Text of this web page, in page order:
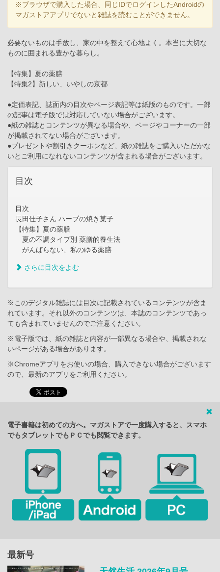
※ブラウザで購入した場合、同じIDでログインしたAndroidの
マガストアアプリでないと雑誌を読むことができません。
必要ないものは手放し、家の中を整えて心地よく。本当に大切な
ものに囲まれる豊かな暮らし。
【特集】夏の薬膳
【特集2】新しい、いやしの京都
●定価表記、誌面内の目次やページ表記等は紙版のものです。一部
の記事は電子版では対応していない場合がございます。
●紙の雑誌とコンテンツが異なる場合や、ページやコーナーの一部
が掲載されてない場合がございます。
●プレゼントや割引きクーポンなど、紙の雑誌をご購入いただかな
いとご利用になれないコンテンツが含まれる場合がございます。
目次
目次
長田佳子さん ハーブの焼き菓子
【特集】夏の薬膳
夏の不調タイプ別 薬膳的養生法
がんばらない、私のゆる薬膳
さらに目次をよむ
※このデジタル雑誌には目次に記載されているコンテンツが含ま
れています。それ以外のコンテンツは、本誌のコンテンツであっ
ても含まれていませんのでご注意ください。
※電子版では、紙の雑誌と内容が一部異なる場合や、掲載されな
いページがある場合があります。
※Chromeアプリをお使いの場合、購入できない場合がございます
ので、最新のアプリをご利用ください。
電子書籍は初めての方へ。マガストアで一度購入すると、スマホ
でもタブレットでもＰＣでも閲覧できます。
最新号